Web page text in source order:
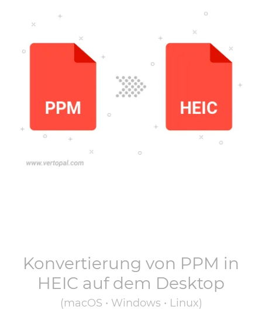
Konvertierung von PPM in
HEIC auf dem Desktop
(macOS • Windows • Linux)